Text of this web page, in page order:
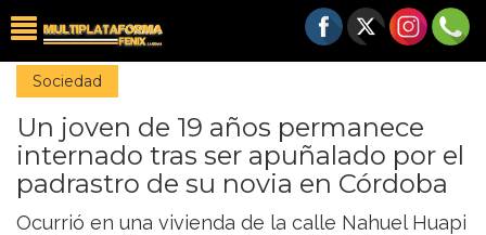
Sociedad
Un joven de 19 años permanece
internado tras ser apuñalado por el
padrastro de su novia en Córdoba
Ocurrió en una vivienda de la calle Nahuel Huapi